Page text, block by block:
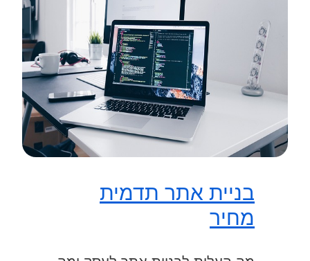
בניית אתר תדמית
מחיר